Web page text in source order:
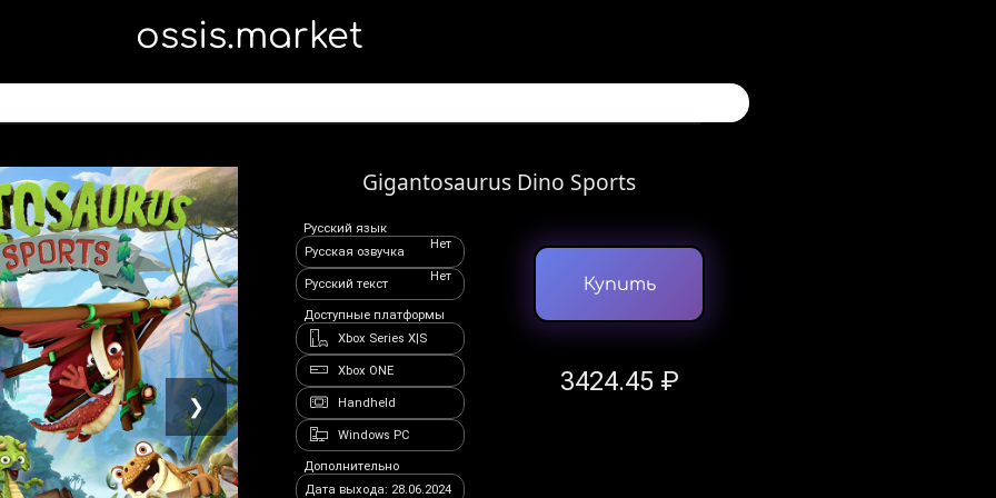
ossis.market
❯
Gigantosaurus Dino Sports
Русский язык
Русская озвучка
Нет
Русский текст
Нет
Доступные платформы
Xbox Series X|S
Xbox ONE
Handheld
Windows PC
Дополнительно
Дата выхода: 28.06.2024
Купить
3424.45 ₽